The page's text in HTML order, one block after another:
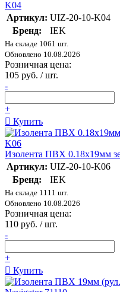
K04
Артикул: UIZ-20-10-K04
Бренд:
IEK
На складе 1061 шт.
Обновлено 10.08.2026
Розничная цена:
105 руб. / шт.
-
+
Купить
Изолента ПВХ 0.18х19мм
Артикул: UIZ-20-10-K06
Бренд:
IEK
На складе 1111 шт.
Обновлено 10.08.2026
Розничная цена:
110 руб. / шт.
-
+
Купить